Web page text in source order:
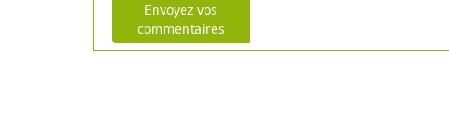
Envoyez vos
commentaires